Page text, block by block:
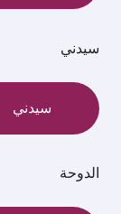
سيدني
سيدني
الدوحة